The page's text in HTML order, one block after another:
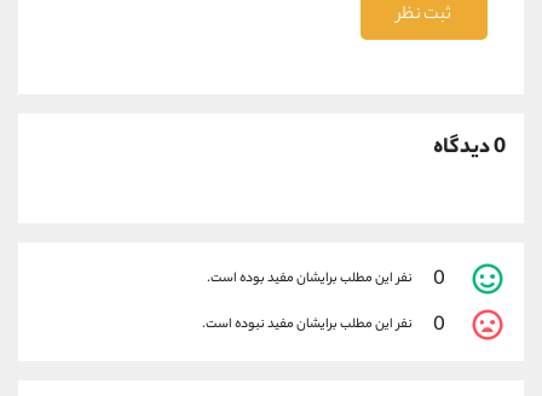
ثبت نظر
0 دیدگاه
0 نفر این مطلب برایشان مفید بوده است.
0 نفر این مطلب برایشان مفید نبوده است.